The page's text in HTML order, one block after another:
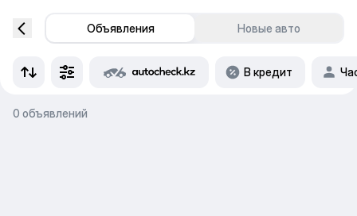
Объявления Новые авто
В кредит
0 объявлений